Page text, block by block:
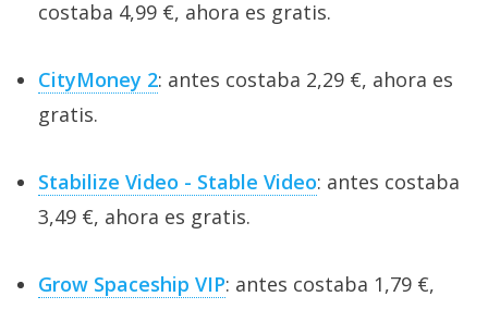
costaba 4,99 €, ahora es gratis.
CityMoney 2: antes costaba 2,29 €, ahora es
gratis.
Stabilize Video - Stable Video: antes costaba
3,49 €, ahora es gratis.
Grow Spaceship VIP: antes costaba 1,79 €,